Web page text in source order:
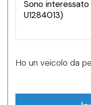
Ho un veicolo da